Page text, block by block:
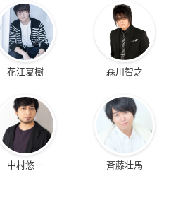
花江夏樹 森川智之
中村悠一 斉藤壮馬